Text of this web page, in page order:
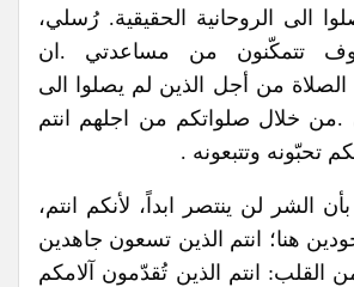
الى الروحانية الحقيقية. رُسلي،
تتمكّنون من مساعدتي .ان
من أجل الذين لم يصلوا الى
خلال صلواتكم من اجلهم انتم
تحبّونه وتتبعونه .
الشر لن ينتصر ابداً، لأنكم انتم،
هنا؛ انتم الذين تسعون جاهدين
القلب: انتم الذين تُقدّمون آلامكم